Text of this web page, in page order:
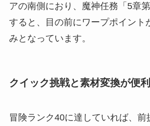
アの南側におり、魔神任務「5章
すると、目の前にワープポイント
みとなっています。
クイック挑戦と素材変換が便利
冒険ランク40に達していれば、前